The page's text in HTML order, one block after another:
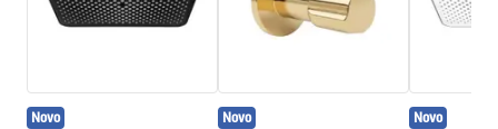
Novo Novo Novo